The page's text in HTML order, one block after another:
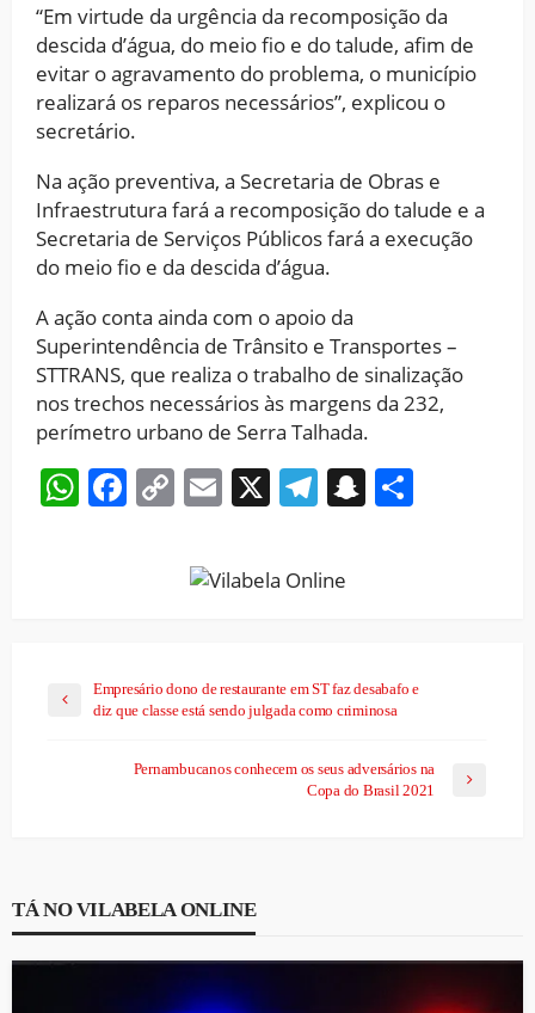
“Em virtude da urgência da recomposição da
descida d’água, do meio fio e do talude, afim de
evitar o agravamento do problema, o município
realizará os reparos necessários”, explicou o
secretário.
Na ação preventiva, a Secretaria de Obras e
Infraestrutura fará a recomposição do talude e a
Secretaria de Serviços Públicos fará a execução
do meio fio e da descida d’água.
A ação conta ainda com o apoio da
Superintendência de Trânsito e Transportes –
STTRANS, que realiza o trabalho de sinalização
nos trechos necessários às margens da 232,
perímetro urbano de Serra Talhada.
WhatsApp
Facebook
CopyEmail
X Telegram
Snapchat
Empresário dono de restaurante em ST faz desabafo e
diz que classe está sendo julgada como criminosa
Pernambucanos conhecem os seus adversários na
Copa do Brasil 2021
TÁ NO VILABELA ONLINE